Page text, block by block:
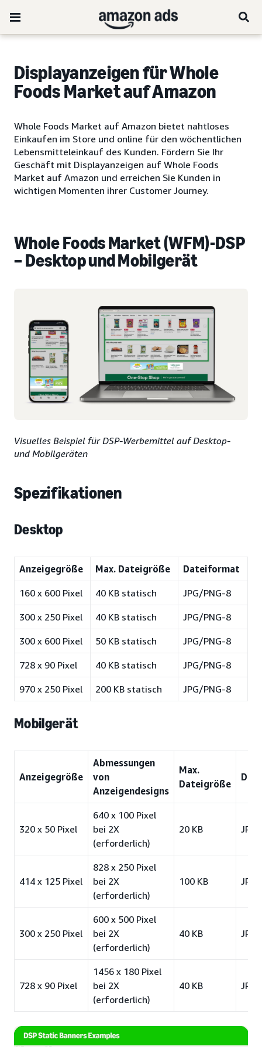
Displayanzeigen für Whole
Foods Market auf Amazon
Whole Foods Market auf Amazon bietet nahtloses
Einkaufen im Store und online für den wöchentlichen
Lebensmitteleinkauf des Kunden. Fördern Sie Ihr
Geschäft mit Displayanzeigen auf Whole Foods
Market auf Amazon und erreichen Sie Kunden in
wichtigen Momenten ihrer Customer Journey.
Whole Foods Market (WFM)-DSP
– Desktop und Mobilgerät
Visuelles Beispiel für DSP-Werbemittel auf Desktop-
und Mobilgeräten
Spezifikationen
Desktop
Anzeigegröße Max. Dateigröße Dateiformat
160 x 600 Pixel 40 KB statisch JPG/PNG-8
300 x 250 Pixel 40 KB statisch JPG/PNG-8
300 x 600 Pixel 50 KB statisch JPG/PNG-8
728 x 90 Pixel 40 KB statisch JPG/PNG-8
970 x 250 Pixel 200 KB statisch JPG/PNG-8
Mobilgerät
Anzeigegröße
Abmessungen
von
Anzeigendesigns
Max.
Dateigröße
320 x 50 Pixel
640 x 100 Pixel
bei 2X
(erforderlich)
20 KB
414 x 125 Pixel
828 x 250 Pixel
bei 2X
(erforderlich)
100 KB
300 x 250 Pixel
600 x 500 Pixel
bei 2X
(erforderlich)
40 KB
728 x 90 Pixel
1456 x 180 Pixel
bei 2X
(erforderlich)
40 KB